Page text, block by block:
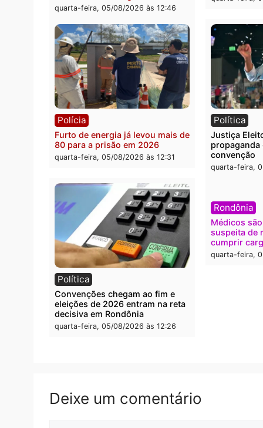
quarta-feira, 05/08/2026 às 15:52
Polícia
O dinheiro do crime: PF
apreende R$ 2 milhões em Porto
milionário de lavagem
quarta-feira, 05/08/2026 às 12:46
Polícia